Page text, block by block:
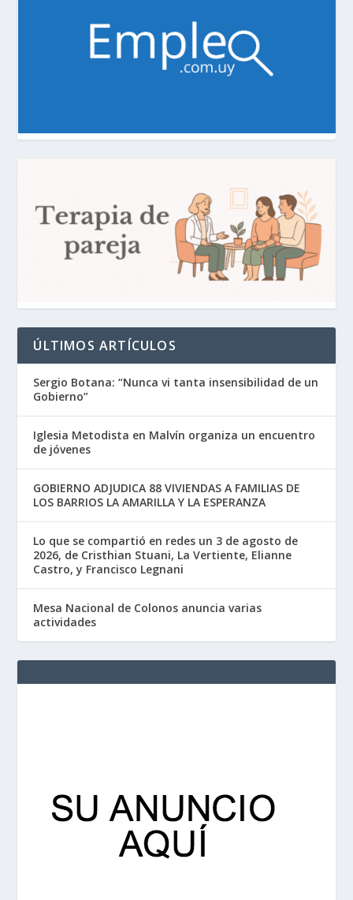
ÚLTIMOS ARTÍCULOS
Sergio Botana: “Nunca vi tanta insensibilidad de un
Gobierno”
Iglesia Metodista en Malvín organiza un encuentro
de jóvenes
GOBIERNO ADJUDICA 88 VIVIENDAS A FAMILIAS DE
LOS BARRIOS LA AMARILLA Y LA ESPERANZA
Lo que se compartió en redes un 3 de agosto de
2026, de Cristhian Stuani, La Vertiente, Elianne
Castro, y Francisco Legnani
Mesa Nacional de Colonos anuncia varias
actividades